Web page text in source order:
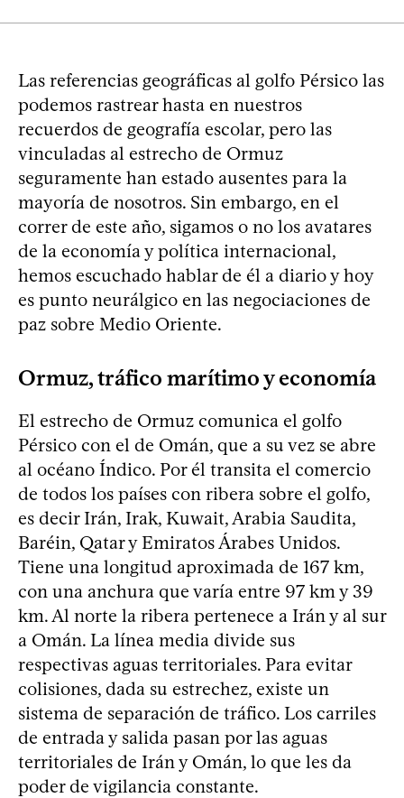
Las referencias geográficas al golfo Pérsico las
podemos rastrear hasta en nuestros
recuerdos de geografía escolar, pero las
vinculadas al estrecho de Ormuz
seguramente han estado ausentes para la
mayoría de nosotros. Sin embargo, en el
correr de este año, sigamos o no los avatares
de la economía y política internacional,
hemos escuchado hablar de él a diario y hoy
es punto neurálgico en las negociaciones de
paz sobre Medio Oriente.
Ormuz, tráfico marítimo y economía
El estrecho de Ormuz comunica el golfo
Pérsico con el de Omán, que a su vez se abre
al océano Índico. Por él transita el comercio
de todos los países con ribera sobre el golfo,
es decir Irán, Irak, Kuwait, Arabia Saudita,
Baréin, Qatar y Emiratos Árabes Unidos.
Tiene una longitud aproximada de 167 km,
con una anchura que varía entre 97 km y 39
km. Al norte la ribera pertenece a Irán y al sur
a Omán. La línea media divide sus
respectivas aguas territoriales. Para evitar
colisiones, dada su estrechez, existe un
sistema de separación de tráfico. Los carriles
de entrada y salida pasan por las aguas
territoriales de Irán y Omán, lo que les da
poder de vigilancia constante.